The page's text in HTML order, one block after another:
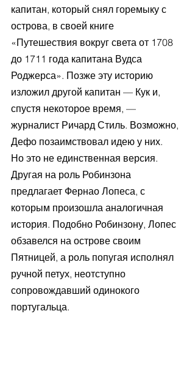
капитан, который снял горемыку с
острова, в своей книге
«Путешествия вокруг света от 1708
до 1711 года капитана Вудса
Роджерса». Позже эту историю
изложил другой капитан — Кук и,
спустя некоторое время, —
журналист Ричард Стиль. Возможно,
Дефо позаимствовал идею у них.
Но это не единственная версия.
Другая на роль Робинзона
предлагает Фернао Лопеса, с
которым произошла аналогичная
история. Подобно Робинзону, Лопес
обзавелся на острове своим
Пятницей, а роль попугая исполнял
ручной петух, неотступно
сопровождавший одинокого
португальца.